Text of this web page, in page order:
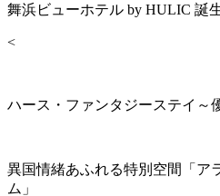
舞浜ビューホテル by HULIC 誕
<
ハース・ファンタジーステイ～
異国情緒あふれる特別空間「ア
ム」